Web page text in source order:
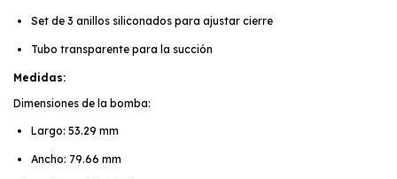
Set de 3 anillos siliconados para ajustar cierre
Tubo transparente para la succión
Medidas:
Dimensiones de la bomba:
Largo: 53.29 mm
Ancho: 79.66 mm